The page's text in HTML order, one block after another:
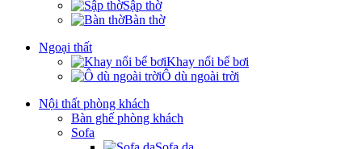
Sập thờ
Bàn thờ
Ngoại thất
Khay nổi bể bơi
Ô dù ngoài trời
Nội thất phòng khách
Bàn ghế phòng khách
Sofa